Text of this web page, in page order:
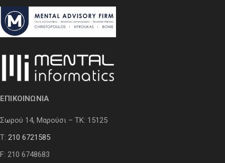
ΕΠΙΚΟΙΝΩΝΙΑ
Σωρού 14, Μαρούσι – ΤΚ: 15125
Τ: 210 6721585
F: 210 6748683